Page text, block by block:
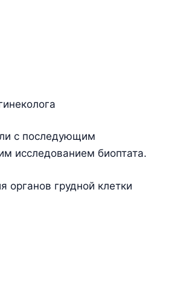
с последующим
исследованием биоптата.
органов грудной клетки